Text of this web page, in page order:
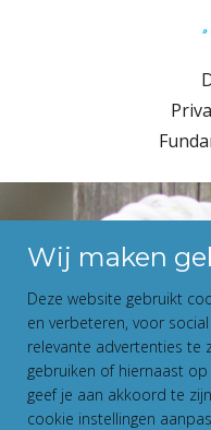
Wij maken
Deze website gebruikt
en verbeteren, voor
relevante advertenties te
gebruiken of hiernaast op
geef je aan akkoord te
cookie instellingen